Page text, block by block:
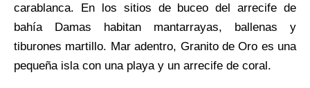
carablanca. En los sitios de buceo del arrecife de
bahía Damas habitan mantarrayas, ballenas y
tiburones martillo. Mar adentro, Granito de Oro es una
pequeña isla con una playa y un arrecife de coral.